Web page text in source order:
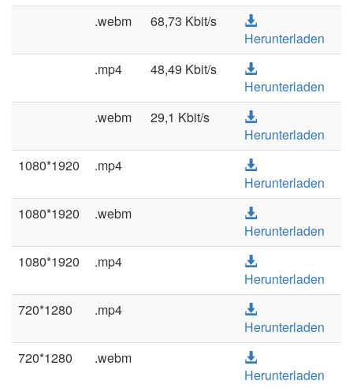
.webm
68,73 Kbit/s
Herunterladen
.mp4
48,49 Kbit/s
Herunterladen
.webm
29,1 Kbit/s
Herunterladen
1080*1920
.mp4
Herunterladen
1080*1920
.webm
Herunterladen
1080*1920
.mp4
Herunterladen
720*1280
.mp4
Herunterladen
720*1280
.webm
Herunterladen